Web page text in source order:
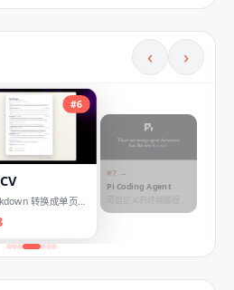
‹ ›
#6
转换成单页简
#7→
Pi Coding Agent
可自定义的终端编程代
理工具